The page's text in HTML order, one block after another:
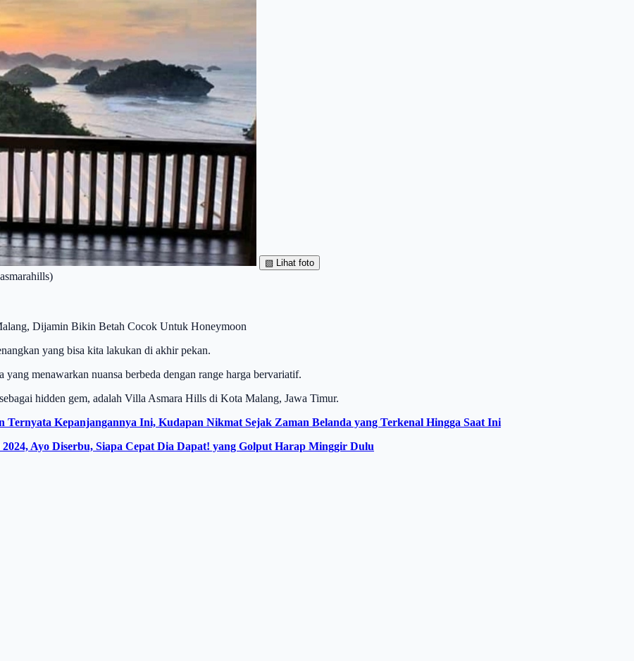
▧ Lihat foto
Dijamin Bikin Betah Cocok Untuk Honeymoon
yang bisa kita lakukan di akhir pekan.
menawarkan nuansa berbeda dengan range harga bervariatif.
hidden gem, adalah Villa Asmara Hills di Kota Malang, Jawa Timur.
Kepanjangannya Ini, Kudapan Nikmat Sejak Zaman Belanda yang Terkenal Hingga Saat Ini
Ayo Diserbu, Siapa Cepat Dia Dapat! yang Golput Harap Minggir Dulu